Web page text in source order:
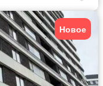
Новое